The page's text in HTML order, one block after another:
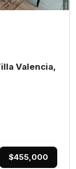
Valencia,
$455,000